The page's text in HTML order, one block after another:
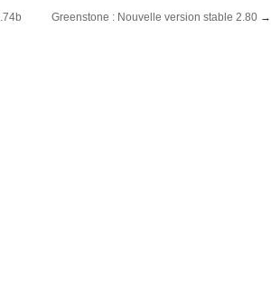
Greenstone : Nouvelle version stable 2.80 →